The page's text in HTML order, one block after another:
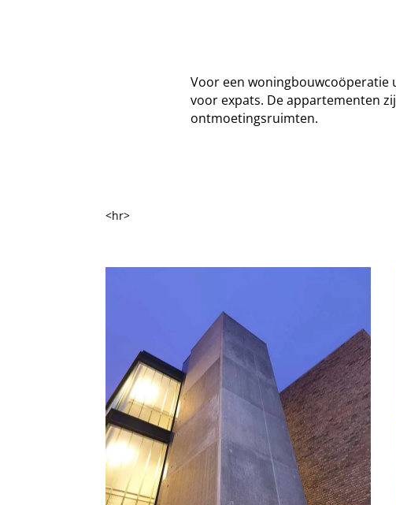
Voor een woningbouwcoöperatie
voor expats. De appartementen
ontmoetingsruimten.
<hr>